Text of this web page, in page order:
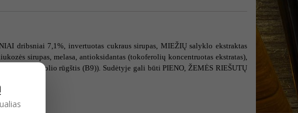
dribsniai 7,1%, invertuotas cukraus sirupas, MIEŽIŲ salyklo ekstraktas
sirupas, melasa, antioksidantas (tokoferolių koncentruotas ekstratas),
B6, folio rūgštis (B9)). Sudėtyje gali būti PIENO, ŽEMĖS RIEŠUTŲ